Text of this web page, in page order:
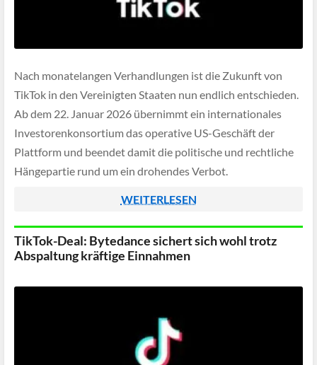
Nach monatelangen Verhandlungen ist die Zukunft von
TikTok in den Vereinigten Staaten nun endlich entschieden.
Ab dem 22. Januar 2026 übernimmt ein internationales
Investorenkonsortium das operative US-Geschäft der
Plattform und beendet damit die politische und rechtliche
Hängepartie rund um ein drohendes Verbot.
WEITERLESEN
TikTok-Deal: Bytedance sichert sich wohl trotz
Abspaltung kräftige Einnahmen